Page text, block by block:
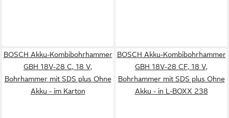
BOSCH Akku-Kombibohrhammer
GBH 18V-28 C, 18 V,
Bohrhammer mit SDS plus Ohne
Akku - im Karton
BOSCH Akku-Kombibohrhammer
GBH 18V-28 CF, 18 V,
Bohrhammer mit SDS plus Ohne
Akku - in L-BOXX 238